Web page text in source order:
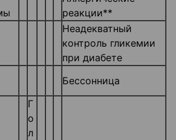
реакции**
Неадекватный
контроль гликемии
при диабете
Бессонница
Г
о
л